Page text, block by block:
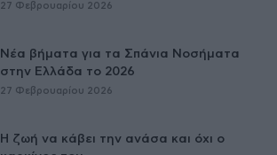
27 Φεβρουαρίου 2026
Νέα βήματα για τα Σπάνια Νοσήματα
στην Ελλάδα το 2026
27 Φεβρουαρίου 2026
Η ζωή να κάβει την ανάσα και όχι ο